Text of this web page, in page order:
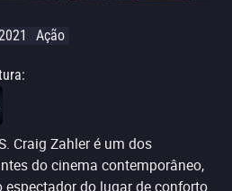
Ação
:
Craig Zahler é um dos
do cinema contemporâneo,
do lugar de conforto